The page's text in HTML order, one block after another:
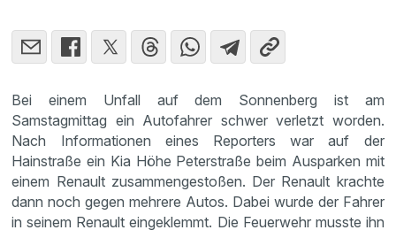
Bei einem Unfall auf dem Sonnenberg ist am
Samstagmittag ein Autofahrer schwer verletzt worden.
Nach Informationen eines Reporters war auf der
Hainstraße ein Kia Höhe Peterstraße beim Ausparken mit
einem Renault zusammengestoßen. Der Renault krachte
dann noch gegen mehrere Autos. Dabei wurde der Fahrer
in seinem Renault eingeklemmt. Die Feuerwehr musste ihn